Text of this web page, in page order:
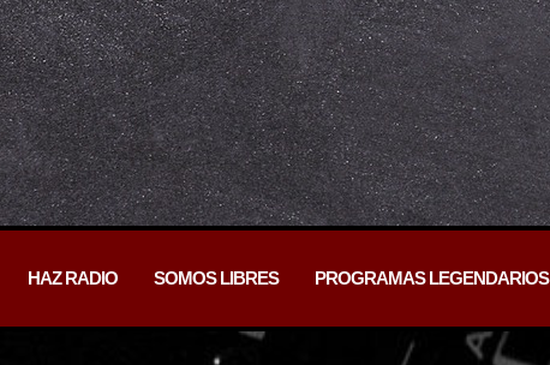
HAZ RADIO SOMOS LIBRES PROGRAMAS LEGENDARIOS